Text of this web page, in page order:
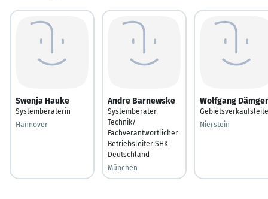
Swenja Hauke
Systemberaterin
Hannover
Andre Barnewske
Systemberater
Technik/
Fachverantwortlicher
Betriebsleiter SHK
Deutschland
München
Wolfgang
Nierstein